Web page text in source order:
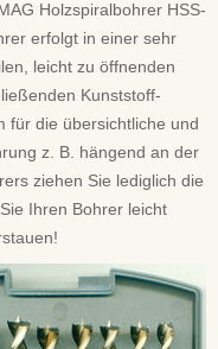
Holzspiralbohrer HSS-
erfolgt in einer sehr
leicht zu öffnenden
Kunststoff-
für die übersichtliche und
z. B. hängend an der
ziehen Sie lediglich die
Ihren Bohrer leicht